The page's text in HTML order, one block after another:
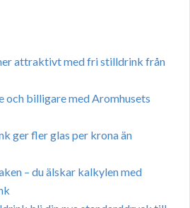
attraktivt med fri stilldrink från
och billigare med Aromhusets
ger fler glas per krona än
– du älskar kalkylen med